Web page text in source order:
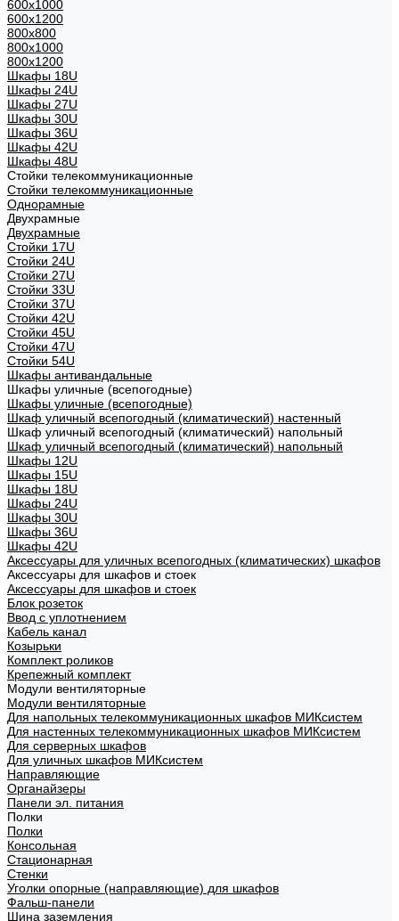
600х1000
600х1200
800x800
800х1000
800х1200
Шкафы 18U
Шкафы 24U
Шкафы 27U
Шкафы 30U
Шкафы 36U
Шкафы 42U
Шкафы 48U
Стойки телекоммуникационные
Стойки телекоммуникационные
Однорамные
Двухрамные
Двухрамные
Стойки 17U
Стойки 24U
Стойки 27U
Стойки 33U
Стойки 37U
Стойки 42U
Стойки 45U
Стойки 47U
Стойки 54U
Шкафы антивандальные
Шкафы уличные (всепогодные)
Шкафы уличные (всепогодные)
Шкаф уличный всепогодный (климатический) настенный
Шкаф уличный всепогодный (климатический) напольный
Шкаф уличный всепогодный (климатический) напольный
Шкафы 12U
Шкафы 15U
Шкафы 18U
Шкафы 24U
Шкафы 30U
Шкафы 36U
Шкафы 42U
Аксессуары для уличных всепогодных (климатических) шкафов
Аксессуары для шкафов и стоек
Аксессуары для шкафов и стоек
Блок розеток
Ввод с уплотнением
Кабель канал
Козырьки
Комплект роликов
Крепежный комплект
Модули вентиляторные
Модули вентиляторные
Для напольных телекоммуникационных шкафов МИКсистем
Для настенных телекоммуникационных шкафов МИКсистем
Для серверных шкафов
Для уличных шкафов МИКсистем
Направляющие
Органайзеры
Панели эл. питания
Полки
Полки
Консольная
Стационарная
Стенки
Уголки опорные (направляющие) для шкафов
Фальш-панели
Шина заземления